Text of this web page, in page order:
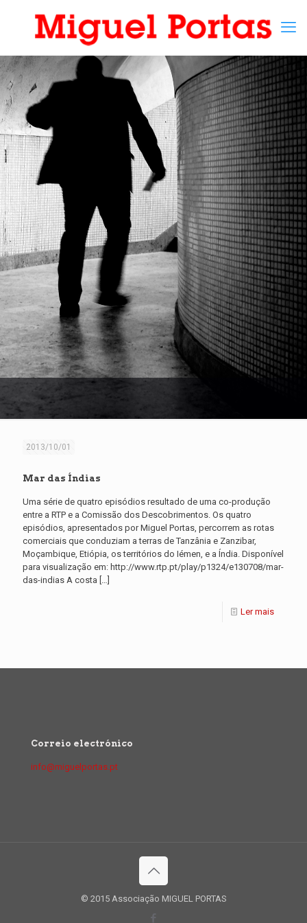
2013/10/01
Mar das Índias
Uma série de quatro episódios resultado de uma co-produção
entre a RTP e a Comissão dos Descobrimentos. Os quatro
episódios, apresentados por Miguel Portas, percorrem as rotas
comerciais que conduziam a terras de Tanzânia e Zanzibar,
Moçambique, Etiópia, os territórios do Iémen, e a Índia. Disponível
para visualização em: http://www.rtp.pt/play/p1324/e130708/mar-
das-indias A costa […]
Ler mais
Correio electrónico
info@miguelportas.pt
© 2015 Associação MIGUEL PORTAS